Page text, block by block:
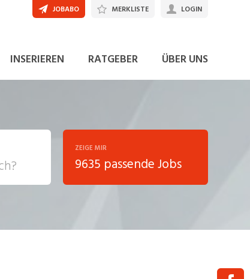
INSERIEREN RATGEBER ÜBER UNS
JOBABO MERKLISTE LOGIN
ZEIGE MIR
9635 passende Jobs
JETZT BEWERBEN